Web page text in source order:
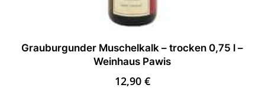
Grauburgunder Muschelkalk – trocken 0,75 l –
Weinhaus Pawis
12,90 €